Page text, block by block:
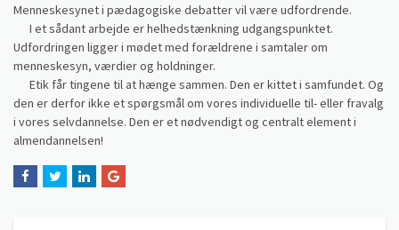
Menneskesynet i pædagogiske debatter vil være udfordrende.
I et sådant arbejde er helhedstænkning udgangspunktet.
Udfordringen ligger i mødet med forældrene i samtaler om
menneskesyn, værdier og holdninger.
Etik får tingene til at hænge sammen. Den er kittet i samfundet. Og
den er derfor ikke et spørgsmål om vores individuelle til- eller fravalg
i vores selvdannelse. Den er et nødvendigt og centralt element i
almendannelsen!